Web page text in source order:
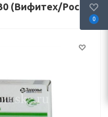
(Вифитех/Россия)
0